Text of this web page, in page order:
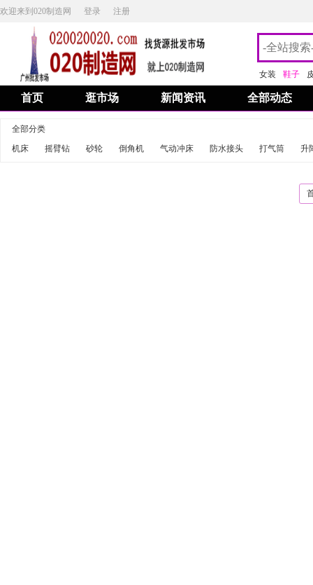
欢迎来到020制造网 登录 注册
女装 鞋子
首页 逛市场 新闻资讯 全部动态
全部分类
机床
摇臂钻 砂轮 倒角机 气动冲床 防水接头 打气筒 升